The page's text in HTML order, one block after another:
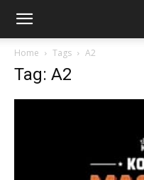
Home Tags A2
Tag: A2